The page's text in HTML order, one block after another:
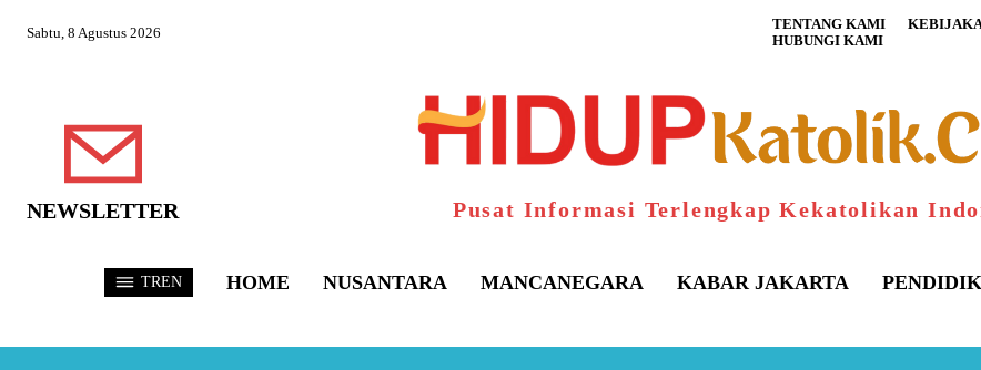
Sabtu, 8 Agustus 2026 TENTANG KAMI
HUBUNGI KAMI
NEWSLETTER Pusat Informasi Terlengkap Kekatolikan
TREN HOME NUSANTARA MANCANEGARA KABAR JAKARTA